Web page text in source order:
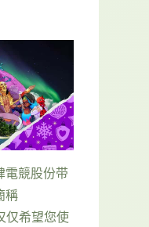
電競股份带
稱
仅希望您使